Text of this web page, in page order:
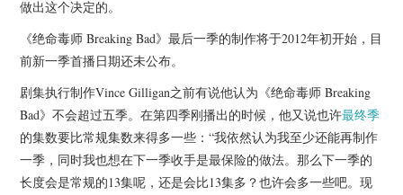
电影档期
推荐电影
做出这个决定的。
《绝命毒师 Breaking Bad》最后一季的制作将于2012年初开始，目
前新一季首播日期还未公布。
剧集执行制作Vince Gilligan之前有说他认为《绝命毒师 Breaking
Bad》不会超过五季。在第四季刚播出的时候，他又说也许最终季
的集数要比常规集数来得多一些：“我依然认为我至少还能再制作
一季，同时我也想在下一季收手是最保险的做法。那么下一季的
长度会是常规的13集呢，还是会比13集多？也许会多一些吧。现